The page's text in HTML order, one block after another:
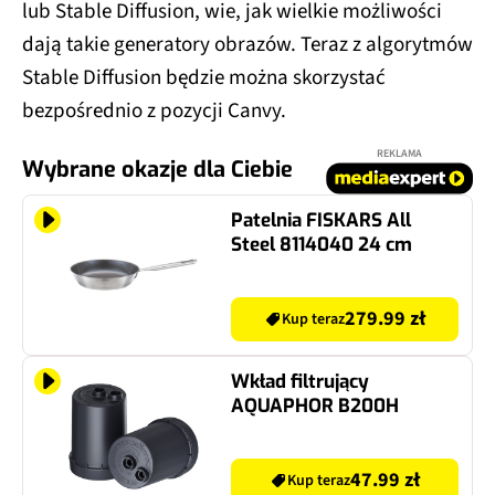
lub Stable Diffusion, wie, jak wielkie możliwości
dają takie generatory obrazów. Teraz z algorytmów
Stable Diffusion będzie można skorzystać
bezpośrednio z pozycji Canvy.
Wybrane okazje dla Ciebie
REKLAMA
Patelnia FISKARS All
Steel 8114040 24 cm
Kup teraz279.99 zł
Wkład filtrujący
AQUAPHOR B200H
Kup teraz47.99 zł